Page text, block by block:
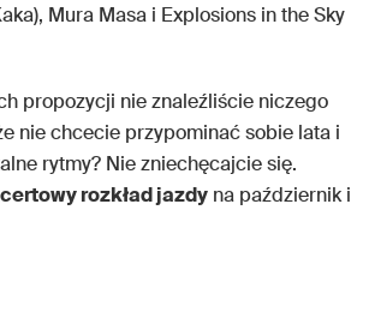
Mura Masa i Explosions in the Sky
propozycji nie znaleźliście niczego
nie chcecie przypominać sobie lata i
rytmy? Nie zniechęcajcie się.
rozkład jazdy na październik i